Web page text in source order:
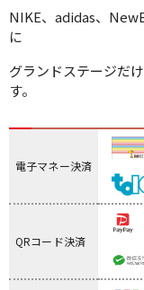
NIKE、adidas、
に
グランドステージだ
す。
電子マネー決済
QRコード決済